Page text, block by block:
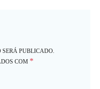
SERÁ PUBLICADO.
COM *